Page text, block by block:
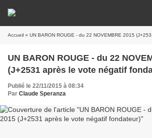
Accueil » UN BARON ROUGE - du 22 NOVEMBRE 2015 (J+2531
UN BARON ROUGE - du 22
(J+2531 après le vote négatif
Publié le 22/11/2015 à 08:34
Par Claude Speranza